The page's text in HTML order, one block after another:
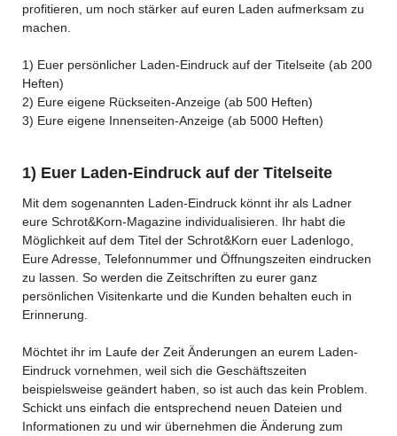
profitieren, um noch stärker auf euren Laden aufmerksam zu
machen.
1) Euer persönlicher Laden-Eindruck auf der Titelseite (ab 200
Heften)
2) Eure eigene Rückseiten-Anzeige (ab 500 Heften)
3) Eure eigene Innenseiten-Anzeige (ab 5000 Heften)
1) Euer Laden-Eindruck auf der Titelseite
Mit dem sogenannten Laden-Eindruck könnt ihr als Ladner
eure Schrot&Korn-Magazine individualisieren. Ihr habt die
Möglichkeit auf dem Titel der Schrot&Korn euer Ladenlogo,
Eure Adresse, Telefonnummer und Öffnungszeiten eindrucken
zu lassen. So werden die Zeitschriften zu eurer ganz
persönlichen Visitenkarte und die Kunden behalten euch in
Erinnerung.
Möchtet ihr im Laufe der Zeit Änderungen an eurem Laden-
Eindruck vornehmen, weil sich die Geschäftszeiten
beispielsweise geändert haben, so ist auch das kein Problem.
Schickt uns einfach die entsprechend neuen Dateien und
Informationen zu und wir übernehmen die Änderung zum